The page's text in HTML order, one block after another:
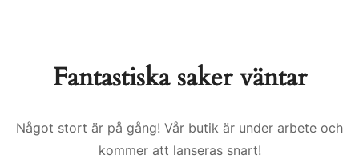
Fantastiska saker väntar
Något stort är på gång! Vår butik är under arbete och
kommer att lanseras snart!